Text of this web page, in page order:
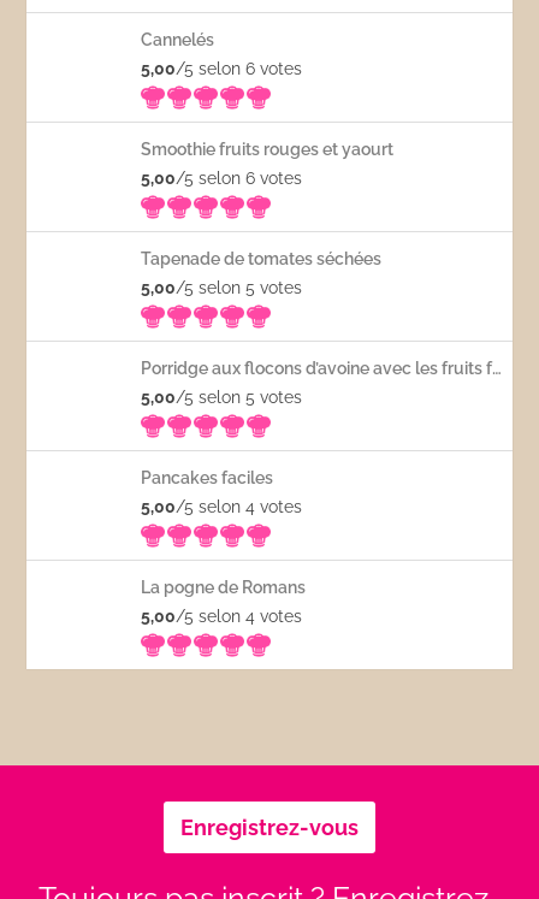
Cannelés
5,00/5 selon 6votes
Smoothie fruits rouges et yaourt
5,00/5 selon 6votes
Tapenade de tomates séchées
5,00/5 selon 5votes
Porridge aux flocons d’avoine avec les fruits frais
5,00/5 selon 5votes
Pancakes faciles
5,00/5 selon 4votes
La pogne de Romans
5,00/5 selon 4votes
Enregistrez-vous